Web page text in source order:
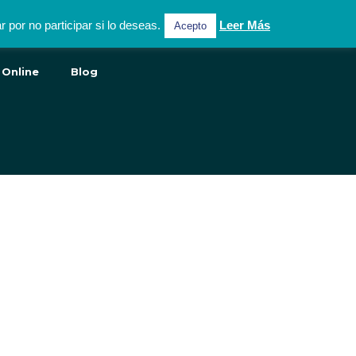
Blog
por no participar si lo deseas. Acepto Leer Más